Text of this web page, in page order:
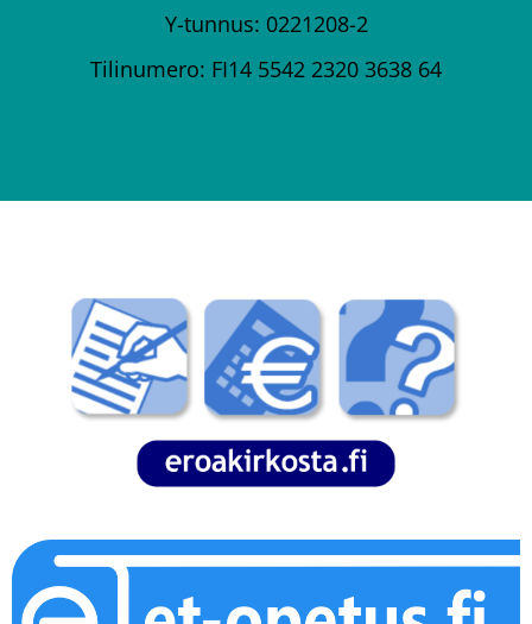
Y-tunnus: 0221208-2
Tilinumero: FI14 5542 2320 3638 64